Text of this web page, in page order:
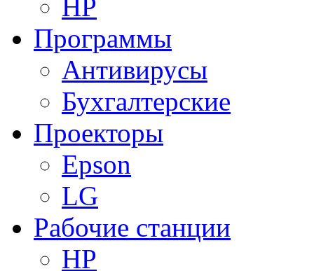
HP
Программы
Антивирусы
Бухгалтерские
Проекторы
Epson
LG
Рабочие станции
HP